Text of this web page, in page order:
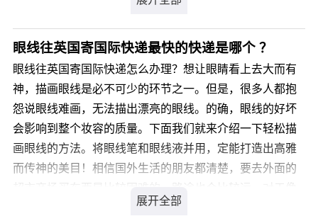
欧美高价值 紧急货物→慎重选择
TNT 计费重：实重与材积重取大者，材积重=长*宽*
高/5000
单边>120cm 或 实重>30kg 有附加费
优势：欧洲和中东地区清关能非常强，价格也便宜，安全
缺点：时效相对较慢，服务态度相对较差 4-9工作日
120cm<货物单边长度<274cm 首选
贵重物品→推荐
纯电池货物→推荐 ARAMEX 计费重：实重与材积重取大
办理国际运输，不受海关相关规定限制，目的国通关率高
达99.9%，关税为零。那么，国际快递寄咳嗽药到新加坡
价格是多少呢?
请登录我们官方网站 详细了解。
眼线往英国寄国际快递最快的快递是哪个 ？
眼线往英国寄国际快递怎么办理？想让眼睛看上去大而有
神，描画眼线是必不可少的环节之一。但是，很多人都抱
怨说眼线难画，无法描出漂亮的眼线。的确，眼线的好坏
会影响到整个妆容的质量。下面我们就来介绍一下轻松描
画眼线的方法。将眼线笔和眼线液并用，定能打造出高雅
而传神的美目！相信国外生活的朋友都清楚，要去外面的
眼线这样比较精致的物品，很多女生都会选择从中国寄过